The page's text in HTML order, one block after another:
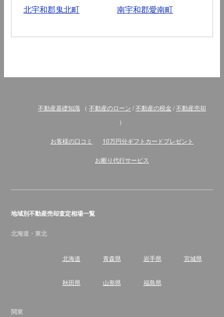
北宇和郡鬼北町 南宇和郡愛南町
不動産基礎知識 （ 不動産のローン /不動産の税金 /不動産売却
）
お客様の口コミ 10万円分ギフトカードプレゼント
お断り代行サービス
地域別不動産売却査定相場一覧
北海道・東北
北海道 青森県 岩手県 宮城県
秋田県 山形県 福島県
関東